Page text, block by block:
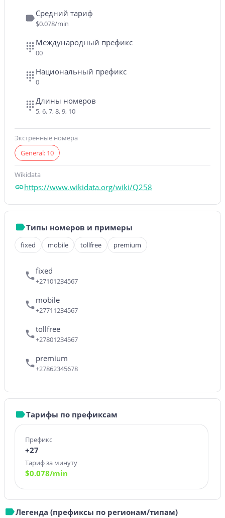
Средний тариф
$0.078/min
Международный префикс
00
Национальный префикс
0
Длины номеров
5, 6, 7, 8, 9, 10
Экстренные номера
General: 10
Wikidata
https://www.wikidata.org/wiki/Q258
Типы номеров и примеры
fixed mobile tollfree premium
fixed
+27101234567
mobile
+27711234567
tollfree
+27801234567
premium
+27862345678
Тарифы по префиксам
Префикс
+27
Тариф за минуту
$0.078/min
Легенда (префиксы по регионам/типам)